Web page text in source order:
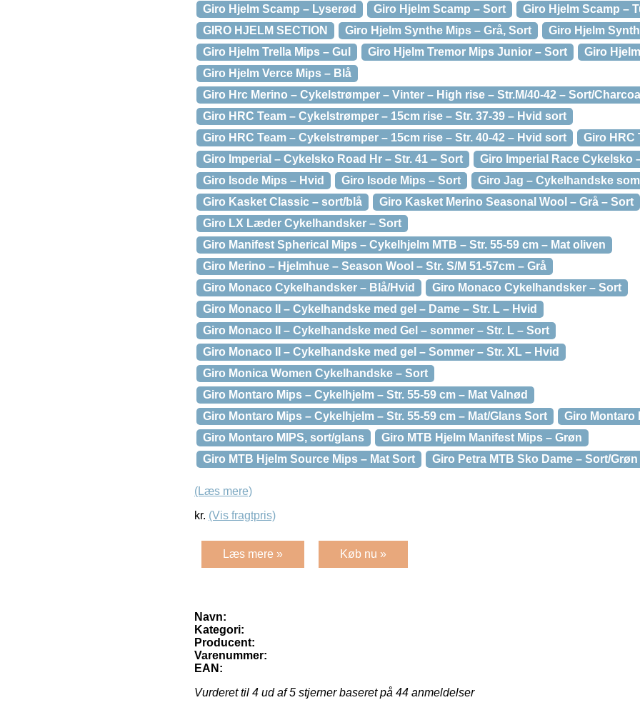
Giro Hjelm Scamp – Lyserød
Giro Hjelm Scamp – Sort
Giro Hjelm Scamp –
GIRO HJELM SECTION
Giro Hjelm Synthe Mips – Grå, Sort
Giro Hjelm
Giro Hjelm Trella Mips – Gul
Giro Hjelm Tremor Mips Junior – Sort
Giro
Giro Hjelm Verce Mips – Blå
Giro Hrc Merino – Cykelstrømper – Vinter – High rise – Str.M/40-42 – Sort/Charcoal
Giro HRC Team – Cykelstrømper – 15cm rise – Str. 37-39 – Hvid sort
Giro HRC Team – Cykelstrømper – 15cm rise – Str. 40-42 – Hvid sort
Giro HRC
Giro Imperial – Cykelsko Road Hr – Str. 41 – Sort
Giro Imperial Race Cykelsko
Giro Isode Mips – Hvid
Giro Isode Mips – Sort
Giro Jag – Cykelhandske
Giro Kasket Classic – sort/blå
Giro Kasket Merino Seasonal Wool – Grå – Sort
Giro LX Læder Cykelhandsker – Sort
Giro Manifest Spherical Mips – Cykelhjelm MTB – Str. 55-59 cm – Mat oliven
Giro Merino – Hjelmhue – Season Wool – Str. S/M 51-57cm – Grå
Giro Monaco Cykelhandsker – Blå/Hvid
Giro Monaco Cykelhandsker – Sort
Giro Monaco II – Cykelhandske med gel – Dame – Str. L – Hvid
Giro Monaco II – Cykelhandske med Gel – sommer – Str. L – Sort
Giro Monaco II – Cykelhandske med gel – Sommer – Str. XL – Hvid
Giro Monica Women Cykelhandske – Sort
Giro Montaro Mips – Cykelhjelm – Str. 55-59 cm – Mat Valnød
Giro Montaro Mips – Cykelhjelm – Str. 55-59 cm – Mat/Glans Sort
Giro Montaro
Giro Montaro MIPS, sort/glans
Giro MTB Hjelm Manifest Mips – Grøn
Giro MTB Hjelm Source Mips – Mat Sort
Giro Petra MTB Sko Dame – Sort/Grøn
(Læs mere)
kr. (Vis fragtpris)
Læs mere » Køb nu »
Navn:
Kategori:
Producent:
Varenummer:
EAN:
Vurderet til 4 ud af 5 stjerner baseret på 44 anmeldelser